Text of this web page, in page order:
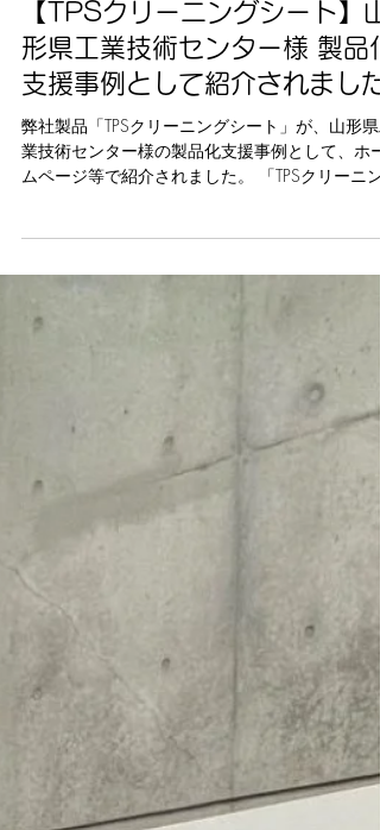
取締役の前山健二より、開発の経緯や性能テス
ト、知的財産権の状況などを交えて製品を紹介を
させて頂き、国内大手半導体メーカー様にて実用
化されたことや、今後の事業展望などについても
お話をさせて頂きました。 弊社代表・前山による
プレゼンテーション 今回は近隣団体様へのご案
内となりましたので、広く弊社製品をご認識頂け
るよう、オンラインでのプレスリリースも発行し
い。 【半導体後工程】半導体封止金型クリーニン
学官連携により開発、実製造ラインでの活用が開
始～
4月6日
【TPSクリーニングシート】山
支援事例として紹介されました
弊社製品「TPSクリーニングシート」が、山形県
ムページ等で紹介されました。 「TPSクリーニン
もとで製品化に成功いたしました。 中でも、山形
けでなく、生産体制構築などにも多大なるご協力
ービスの提供に向けて、引き続き、着実な体制構
築と品質確保に注力してまいります。 山形県工業
技術センター 製品化支援事例（化学・表面分
ングシート 東北物流（株）